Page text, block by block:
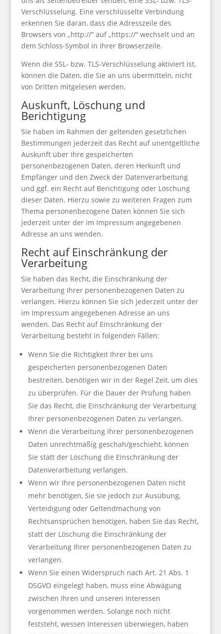
Verschlüsselung. Eine verschlüsselte Verbindung
erkennen Sie daran, dass die Adresszeile des
Browsers von „http://“ auf „https://“ wechselt und an
dem Schloss-Symbol in Ihrer Browserzeile.
Wenn die SSL- bzw. TLS-Verschlüsselung aktiviert ist,
können die Daten, die Sie an uns übermitteln, nicht
von Dritten mitgelesen werden.
Auskunft, Löschung und
Berichtigung
Sie haben im Rahmen der geltenden gesetzlichen
Bestimmungen jederzeit das Recht auf unentgeltliche
Auskunft über Ihre gespeicherten
personenbezogenen Daten, deren Herkunft und
Empfänger und den Zweck der Datenverarbeitung
und ggf. ein Recht auf Berichtigung oder Löschung
dieser Daten. Hierzu sowie zu weiteren Fragen zum
Thema personenbezogene Daten können Sie sich
jederzeit unter der im Impressum angegebenen
Adresse an uns wenden.
Recht auf Einschränkung der
Verarbeitung
Sie haben das Recht, die Einschränkung der
Verarbeitung Ihrer personenbezogenen Daten zu
verlangen. Hierzu können Sie sich jederzeit unter der
im Impressum angegebenen Adresse an uns
wenden. Das Recht auf Einschränkung der
Verarbeitung besteht in folgenden Fällen:
Wenn Sie die Richtigkeit Ihrer bei uns
gespeicherten personenbezogenen Daten
bestreiten, benötigen wir in der Regel Zeit, um dies
zu überprüfen. Für die Dauer der Prüfung haben
Sie das Recht, die Einschränkung der Verarbeitung
Ihrer personenbezogenen Daten zu verlangen.
Wenn die Verarbeitung Ihrer personenbezogenen
Daten unrechtmäßig geschah/geschieht, können
Sie statt der Löschung die Einschränkung der
Datenverarbeitung verlangen.
Wenn wir Ihre personenbezogenen Daten nicht
mehr benötigen, Sie sie jedoch zur Ausübung,
Verteidigung oder Geltendmachung von
Rechtsansprüchen benötigen, haben Sie das Recht,
statt der Löschung die Einschränkung der
Verarbeitung Ihrer personenbezogenen Daten zu
verlangen.
Wenn Sie einen Widerspruch nach Art. 21 Abs. 1
DSGVO eingelegt haben, muss eine Abwägung
zwischen Ihren und unseren Interessen
vorgenommen werden. Solange noch nicht
feststeht, wessen Interessen überwiegen, haben